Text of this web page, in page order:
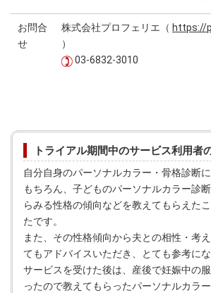
お問合
せ
株式会社プロフェリエ（ https://
）
03-6832-3010
トライアル期間中のサービス利用者
自分自身のパーソナルカラー・骨格診断
もちろん、子どものパーソナルカラー診
らみる性格の傾向などを教えてもらえた
たです。
また、その性格傾向から夫との相性・考
てもアドバイスいただき、とても参考にな
サービスを受けた後は、産後で妊娠中の
ったので教えてもらったパーソナルカラ